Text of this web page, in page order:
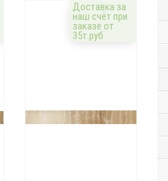
Доставка за
наш счёт при
заказе от
35т.руб